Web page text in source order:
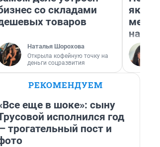
со складами
товаров
Наталья Шорохова
Открыла кофейную точку на
деньги соцразвития
метр
РЕКОМЕНДУЕМ
еще в шоке»: сыну
исполнился год
трогательный пост и